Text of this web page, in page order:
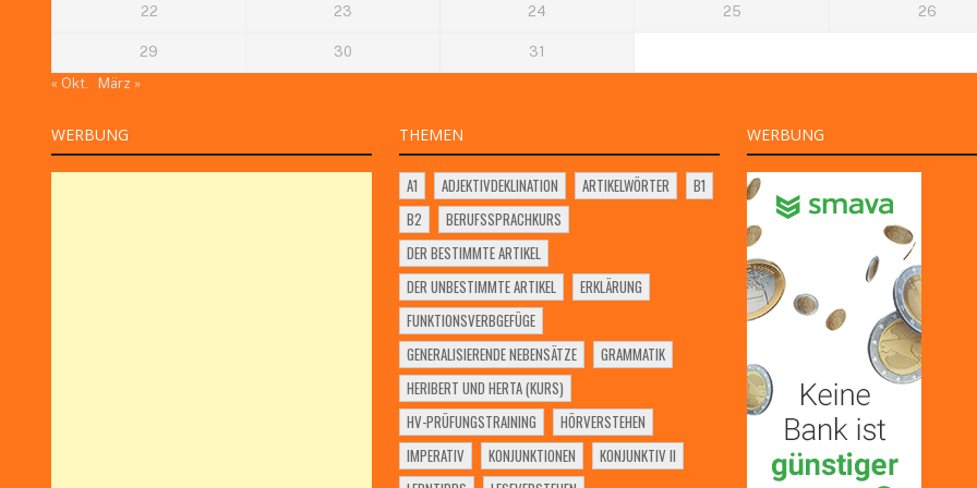
22 23 24 25 26
29 30
31
« Okt.
März »
WERBUNG THEMEN
A1 ADJEKTIVDEKLINATION ARTIKELWÖRTER
B1
B2
BERUFSSPRACHKURS
DER BESTIMMTE ARTIKEL
DER UNBESTIMMTE ARTIKEL
ERKLÄRUNG
FUNKTIONSVERBGEFÜGE
GENERALISIERENDE NEBENSÄTZE
GRAMMATIK
HERIBERT UND HERTA (KURS)
HV-PRÜFUNGSTRAINING
HÖRVERSTEHEN
IMPERATIV
KONJUNKTIONEN
KONJUNKTIV II
WERBUNG